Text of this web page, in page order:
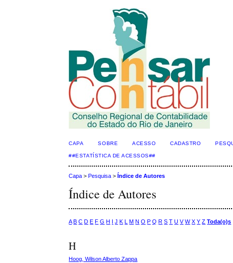
CAPA SOBRE ACESSO CADASTRO
##ESTATÍSTICA DE ACESSOS##
Capa >Pesquisa >Índice de Autores
Índice de Autores
A B C D E F G H I J K L M N O P Q R S T U V W X Y Z Toda(o)s
H
Hoog, Wilson Alberto Zappa